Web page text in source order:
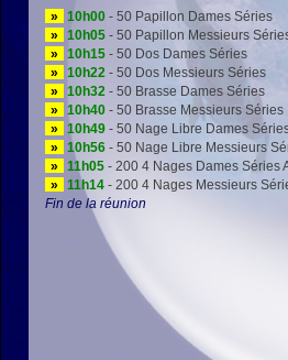
» 10h00 - 50 Papillon Dames Séries
»
10h05 - 50 Papillon Messieurs
»
10h15 - 50 Dos Dames Séries
»
10h22 - 50 Dos Messieurs Séries
»
10h32 - 50 Brasse Dames Séries
»
10h40 - 50 Brasse Messieurs Séries
»
10h49 - 50 Nage Libre Dames
»
10h56 - 50 Nage Libre Messieurs
»
11h05 - 200 4 Nages Dames Séries
»
11h14 - 200 4 Nages Messieurs
Fin de la réunion